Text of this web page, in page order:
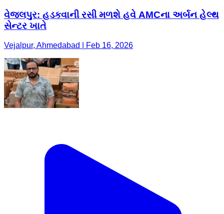
વેજલપુર: હડકવાની રસી મળશે હવે AMCના અર્બન હેલ્થ
સેન્ટર ખાતે
Vejalpur, Ahmedabad | Feb 16, 2026